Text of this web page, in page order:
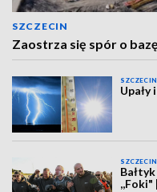
SZCZECIN
Zaostrza się spór o
SZCZECIN
SZCZECIN
,,Foki"